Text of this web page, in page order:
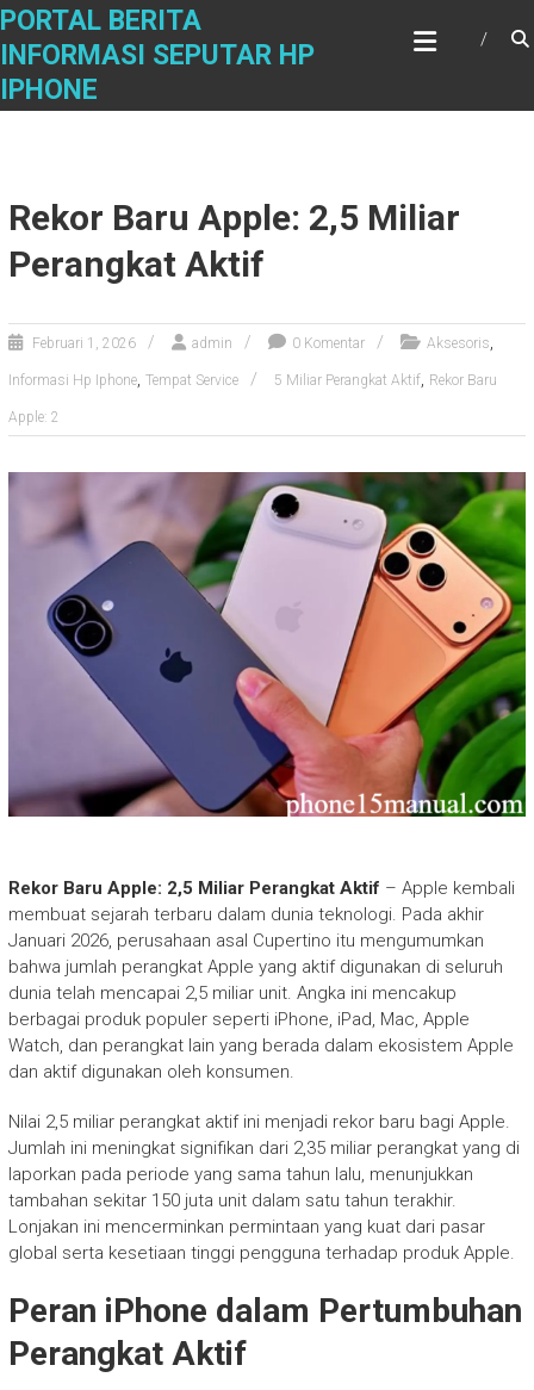
Skip
content
PORTAL BERITA
INFORMASI SEPUTAR HP
IPHONE
Rekor Baru Apple: 2,5 Miliar
Perangkat Aktif
Februari 1, 2026 admin 0 Komentar Aksesoris,
Informasi Hp Iphone, Tempat Service 5 Miliar Perangkat Aktif, Rekor Baru
Apple: 2
Rekor Baru Apple: 2,5 Miliar Perangkat Aktif – Apple kembali
membuat sejarah terbaru dalam dunia teknologi. Pada akhir
Januari 2026, perusahaan asal Cupertino itu mengumumkan
bahwa jumlah perangkat Apple yang aktif digunakan di seluruh
dunia telah mencapai 2,5 miliar unit. Angka ini mencakup
berbagai produk populer seperti iPhone, iPad, Mac, Apple
Watch, dan perangkat lain yang berada dalam ekosistem Apple
dan aktif digunakan oleh konsumen.
Nilai 2,5 miliar perangkat aktif ini menjadi rekor baru bagi Apple.
Jumlah ini meningkat signifikan dari 2,35 miliar perangkat yang di
laporkan pada periode yang sama tahun lalu, menunjukkan
tambahan sekitar 150 juta unit dalam satu tahun terakhir.
Lonjakan ini mencerminkan permintaan yang kuat dari pasar
global serta kesetiaan tinggi pengguna terhadap produk Apple.
Peran iPhone dalam Pertumbuhan
Perangkat Aktif